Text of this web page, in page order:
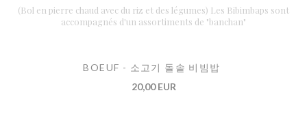
(Bol en pierre chaud avec du riz et des légumes) Les Bibimbaps sont
accompagnés d'un assortiments de "banchan"
BOEUF - 소고기 돌솥 비빔밥
20,00 EUR